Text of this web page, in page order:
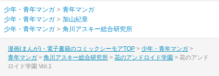
少年・青年マンガ> 青年マンガ
少年・青年マンガ> 加山紀章
少年・青年マンガ> 角川アスキー総合研究所
漫画(まんが)・電子書籍のコミックシーモアTOP
少年・青年マンガ
青年マンガ
角川アスキー総合研究所 花のアンドロイド学園
花のアンド
ロイド学園 Vol.1